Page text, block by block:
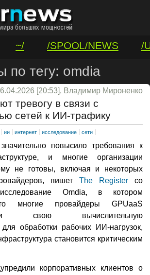
~/ /SPOOL/NEWS
/
по тегу: omdia
[20:53], Владимир Мироненко
тревогу в связи с
сетей к ИИ-трафику
ии интернет исследование сети
повысило требования к
и многие организации
не готовы, включая и некоторых
пишет The Register со
Omdia, в котором
многие провайдеры GPUaaS
свою вычислительную
для обработки рабочих ИИ-нагрузок,
становится критическим
корпоративных клиентов о